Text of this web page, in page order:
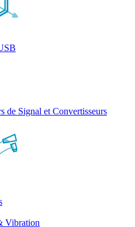
de Signal et Convertisseurs
Vibration